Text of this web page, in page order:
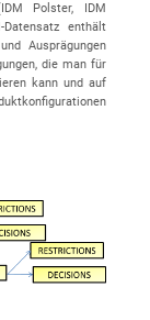
Polster, IDM
enthält
Ausprägungen
die man für
kann und auf